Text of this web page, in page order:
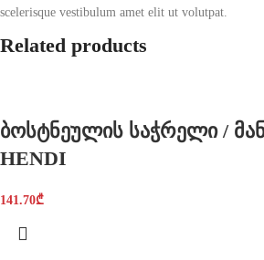
scelerisque vestibulum amet elit ut volutpat.
Related products
ბოსტნეულის საჭრელი /
HENDI
141.70₾